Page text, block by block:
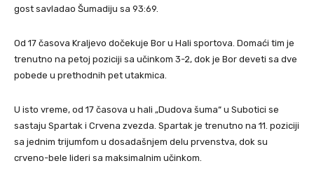
gost savladao Šumadiju sa 93:69.
Od 17 časova Kraljevo dočekuje Bor u Hali sportova. Domaći tim je
trenutno na petoj poziciji sa učinkom 3-2, dok je Bor deveti sa dve
pobede u prethodnih pet utakmica.
U isto vreme, od 17 časova u hali „Dudova šuma“ u Subotici se
sastaju Spartak i Crvena zvezda. Spartak je trenutno na 11. poziciji
sa jednim trijumfom u dosadašnjem delu prvenstva, dok su
crveno-bele lideri sa maksimalnim učinkom.